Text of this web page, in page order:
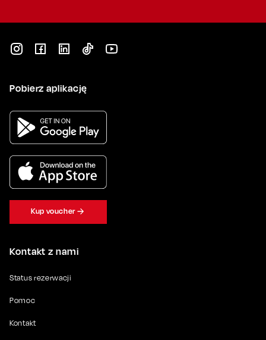
Kontakt z nami
Status rezerwacji
Pomoc
Kontakt
Pobierz aplikację
Kup voucher